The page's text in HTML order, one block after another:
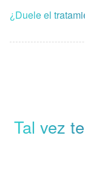
¿Duele el
Tal vez